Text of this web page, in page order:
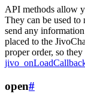
API methods allow
They can be used to
send any
placed to the
proper order, so
open#